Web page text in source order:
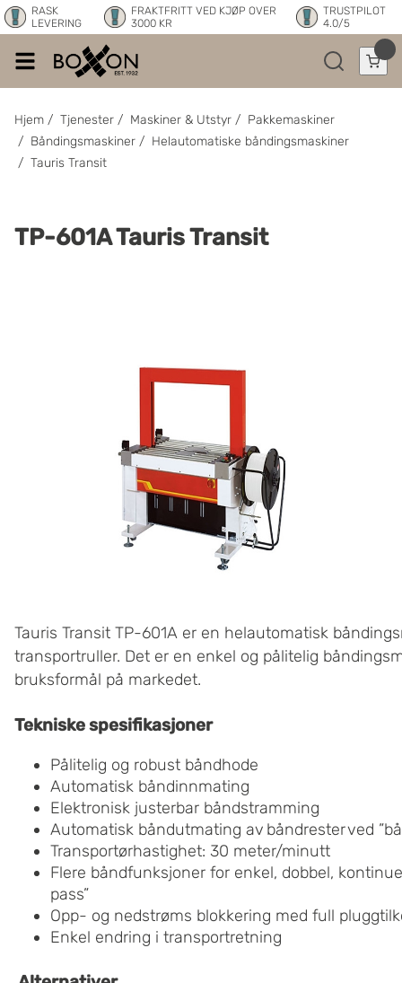
RASK
LEVERING
FRAKTFRITT VED KJØP OVER
3000 KR
TRUSTPILOT
4.0/5
Hjem / Tjenester / Maskiner & Utstyr / Pakkemaskiner
/ Båndingsmaskiner / Helautomatiske båndingsmaskiner
/ Tauris Transit
TP-601A Tauris Transit
Tauris Transit TP-601A er en helautomatisk
transportruller. Det er en enkel og pålitelig
bruksformål på markedet.
Tekniske spesifikasjoner
Pålitelig og robust båndhode
Automatisk båndinnmating
Elektronisk justerbar båndstramming
Automatisk båndutmating av båndresterved ”
Transportørhastighet: 30 meter/minutt
Flere båndfunksjoner for enkel, dobbel,
pass”
Opp- og nedstrøms blokkering med full
Enkel endring i transportretning